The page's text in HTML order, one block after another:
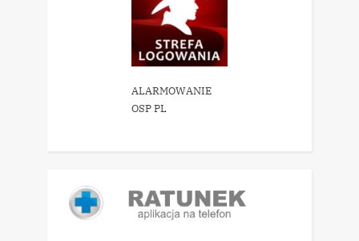
ALARMOWANIE
OSP PL